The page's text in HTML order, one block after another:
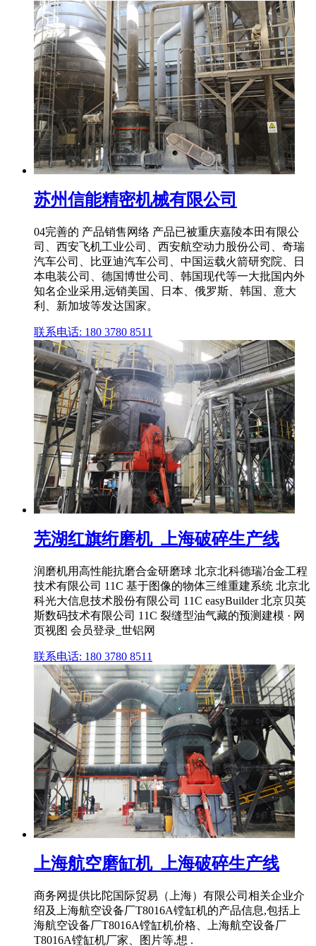
苏州信能精密机械有限公司
04完善的 产品销售网络 产品已被重庆嘉陵本田有限公
司、西安飞机工业公司、西安航空动力股份公司、奇瑞
汽车公司、比亚迪汽车公司、中国运载火箭研究院、日
本电装公司、德国博世公司、韩国现代等一大批国内外
知名企业采用,远销美国、日本、俄罗斯、韩国、意大
利、新加坡等发达国家。
联系电话: 180 3780 8511
芜湖红旗绗磨机_上海破碎生产线
润磨机用高性能抗磨合金研磨球 北京北科德瑞冶金工程
技术有限公司 11C 基于图像的物体三维重建系统 北京北
科光大信息技术股份有限公司 11C easyBuilder 北京贝英
斯数码技术有限公司 11C 裂缝型油气藏的预测建模 · 网
页视图 会员登录_世铝网
联系电话: 180 3780 8511
上海航空磨缸机_上海破碎生产线
商务网提供比陀国际贸易（上海）有限公司相关企业介
绍及上海航空设备厂T8016A镗缸机的产品信息,包括上
海航空设备厂T8016A镗缸机价格、上海航空设备厂
T8016A镗缸机厂家、图片等,想 .